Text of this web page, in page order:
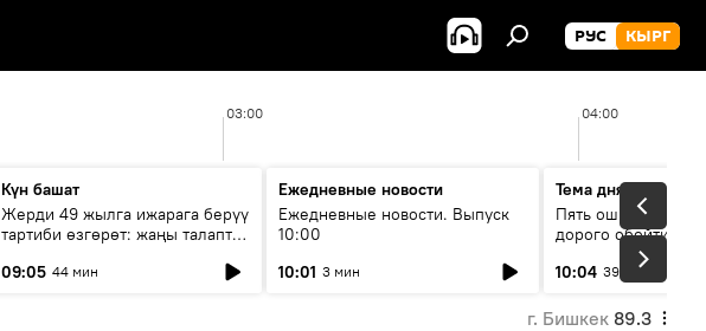
РУС КЫРГ
03:00 04:00
Күн башат
Жерди 49 жылга ижарага берүү
тартиби өзгөрөт: жаңы талаптар
09:05 44 мин
Ежедневные новости
Ежедневные новости. Выпуск
10:00
10:01 3 мин
Тема дня
Пять ошибок
дорого обойтись
10:04 39 мин
г. Бишкек 89.3